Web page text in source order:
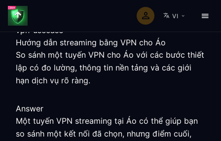
VI
vpn-usecase
Hướng dẫn streaming bằng VPN cho Áo
So sánh một tuyến VPN cho Áo với các bước thiết
lập có đo lường, thông tin nền tảng và các giới
hạn dịch vụ rõ ràng.
Answer
Một tuyến VPN streaming tại Áo có thể giúp bạn
so sánh một kết nối đã chọn, nhưng điểm cuối,